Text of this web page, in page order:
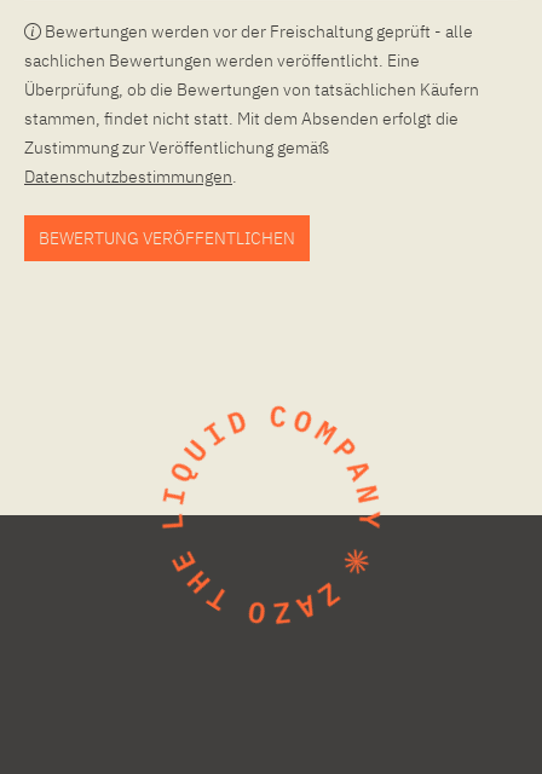
Bewertungen werden vor der Freischaltung geprüft - alle
sachlichen Bewertungen werden veröffentlicht. Eine
Überprüfung, ob die Bewertungen von tatsächlichen Käufern
stammen, findet nicht statt. Mit dem Absenden erfolgt die
Zustimmung zur Veröffentlichung gemäß
Datenschutzbestimmungen.
BEWERTUNG VERÖFFENTLICHEN